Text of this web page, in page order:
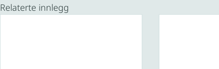
Relaterte innlegg